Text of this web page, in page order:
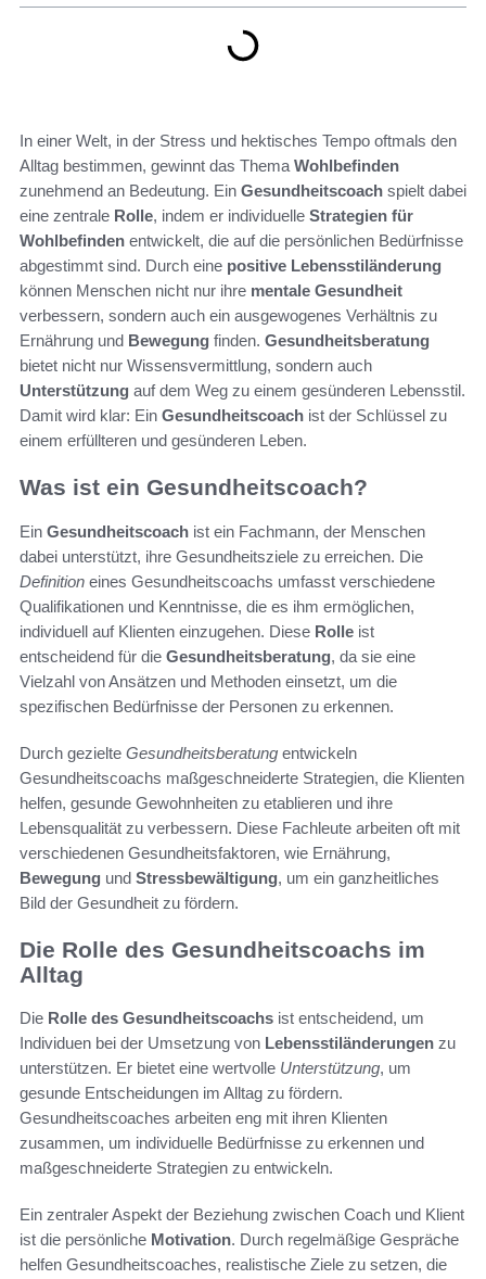
In einer Welt, in der Stress und hektisches Tempo oftmals den
Alltag bestimmen, gewinnt das Thema Wohlbefinden
zunehmend an Bedeutung. Ein Gesundheitscoach spielt dabei
eine zentrale Rolle, indem er individuelle Strategien für
Wohlbefinden entwickelt, die auf die persönlichen Bedürfnisse
abgestimmt sind. Durch eine positive Lebensstiländerung
können Menschen nicht nur ihre mentale Gesundheit
verbessern, sondern auch ein ausgewogenes Verhältnis zu
Ernährung und Bewegung finden. Gesundheitsberatung
bietet nicht nur Wissensvermittlung, sondern auch
Unterstützung auf dem Weg zu einem gesünderen Lebensstil.
Damit wird klar: Ein Gesundheitscoach ist der Schlüssel zu
einem erfüllteren und gesünderen Leben.
Was ist ein Gesundheitscoach?
Ein Gesundheitscoach ist ein Fachmann, der Menschen
dabei unterstützt, ihre Gesundheitsziele zu erreichen. Die
Definition eines Gesundheitscoachs umfasst verschiedene
Qualifikationen und Kenntnisse, die es ihm ermöglichen,
individuell auf Klienten einzugehen. Diese Rolle ist
entscheidend für die Gesundheitsberatung, da sie eine
Vielzahl von Ansätzen und Methoden einsetzt, um die
spezifischen Bedürfnisse der Personen zu erkennen.
Durch gezielte Gesundheitsberatung entwickeln
Gesundheitscoachs maßgeschneiderte Strategien, die Klienten
helfen, gesunde Gewohnheiten zu etablieren und ihre
Lebensqualität zu verbessern. Diese Fachleute arbeiten oft mit
verschiedenen Gesundheitsfaktoren, wie Ernährung,
Bewegung und Stressbewältigung, um ein ganzheitliches
Bild der Gesundheit zu fördern.
Die Rolle des Gesundheitscoachs im
Alltag
Die Rolle des Gesundheitscoachs ist entscheidend, um
Individuen bei der Umsetzung von Lebensstiländerungen zu
unterstützen. Er bietet eine wertvolle Unterstützung, um
gesunde Entscheidungen im Alltag zu fördern.
Gesundheitscoaches arbeiten eng mit ihren Klienten
zusammen, um individuelle Bedürfnisse zu erkennen und
maßgeschneiderte Strategien zu entwickeln.
Ein zentraler Aspekt der Beziehung zwischen Coach und Klient
ist die persönliche Motivation. Durch regelmäßige Gespräche
helfen Gesundheitscoaches, realistische Ziele zu setzen, die